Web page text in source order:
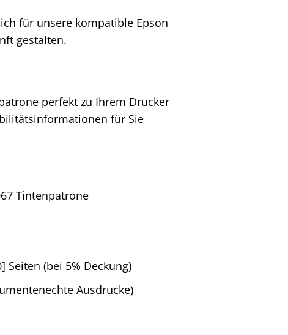
für unsere kompatible Epson
gestalten.
perfekt zu Ihrem Drucker
für Sie
Tintenpatrone
Seiten (bei 5% Deckung)
Ausdrucke)